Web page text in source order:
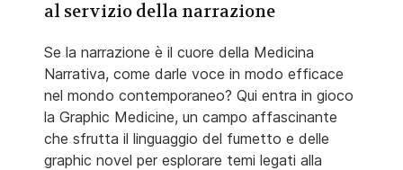
al servizio della narrazione
Se la narrazione è il cuore della Medicina
Narrativa, come darle voce in modo efficace
nel mondo contemporaneo? Qui entra in gioco
la Graphic Medicine, un campo affascinante
che sfrutta il linguaggio del fumetto e delle
graphic novel per esplorare temi legati alla